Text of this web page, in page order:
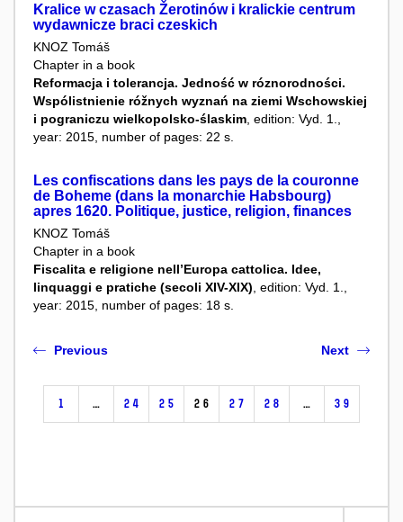
Kralice w czasach Žerotinów i kralickie centrum
wydawnicze braci czeskich
KNOZ Tomáš
Chapter in a book
Reformacja i tolerancja. Jedność w róznorodności.
Wspólistnienie róžnych wyznań na ziemi Wschowskiej
i pograniczu wielkopolsko-ślaskim , edition: Vyd. 1.,
year: 2015, number of pages: 22 s.
Les confiscations dans les pays de la couronne
de Boheme (dans la monarchie Habsbourg)
apres 1620. Politique, justice, religion, finances
KNOZ Tomáš
Chapter in a book
Fiscalita e religione nell’Europa cattolica. Idee,
linquaggi e pratiche (secoli XIV-XIX) , edition: Vyd. 1.,
year: 2015, number of pages: 18 s.
Previous
1 … 24 25 26 27 28 … 39
Next